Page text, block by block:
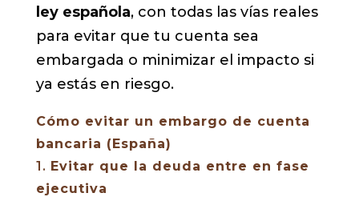
ley española, con todas las vías reales
para evitar que tu cuenta sea
embargada o minimizar el impacto si
ya estás en riesgo.
Cómo evitar un embargo de cuenta
bancaria (España)
1. Evitar que la deuda entre en fase
ejecutiva